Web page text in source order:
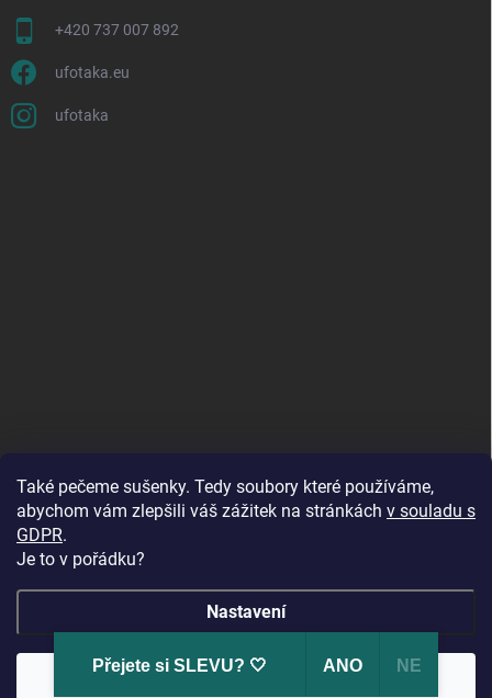
Také pečeme sušenky. Tedy soubory které používáme,
abychom vám zlepšili váš zážitek na stránkách v souladu s
GDPR.
Je to v pořádku?
Nastavení
🔥 Vinylová alba ve slevě až -68 %! Dopřejte svým
+420 737 007 892
ufotaka.eu
ufotaka
Copyright 2026U Foťáka. Všechna práva vyhrazena.
Přejete si SLEVU? 🤍 ANO NE